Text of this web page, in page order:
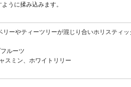
うに揉み込みます。
ーやティーツリーが混じり合いホリスティ
ルーツ
スミン、ホワイトリリー